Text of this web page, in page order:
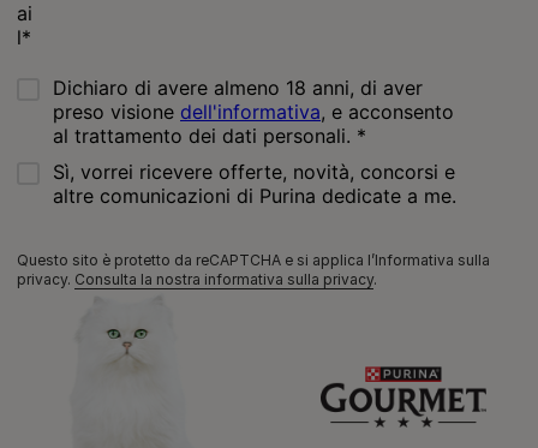
Questo sito è protetto da reCAPTCHA e si applica l’Informativa sulla
privacy. Consulta la nostra informativa sulla privacy.
Segnalazioni Note Legali Privacy Cookies Sitemap
Netiquette